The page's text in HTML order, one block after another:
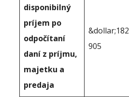
disponibilný
príjem po
odpočítaní
daní z príjmu,
majetku a
predaja
&dollar;182
905